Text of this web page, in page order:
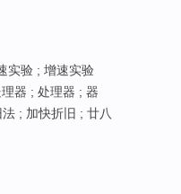
实验 ; 增速实验
器 ; 处理器 ; 器
; 加快折旧 ; 廿八